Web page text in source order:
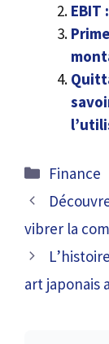
Catégories
Finance
vibrer la
art japonais